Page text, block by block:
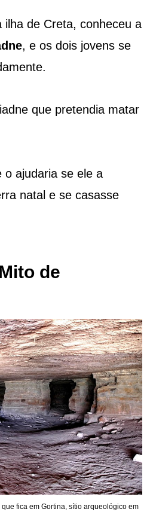
ilha de Creta, conheceu a
, e os dois jovens se
que pretendia matar
o ajudaria se ele a
natal e se casasse
de
fica em Gortina, sítio arqueológico em